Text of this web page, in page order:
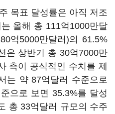
목표 달성률은 아직 저조
올해 총 111억1000만달
억5000만달러)의 61.5%
은 상반기 총 30억7000만
측이 공식적인 수치를 제
는 약 87억달러 수준으로
으로 보면 35.3%를 달성
총 33억달러 규모의 수주